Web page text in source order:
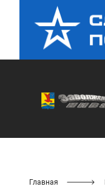
Главная